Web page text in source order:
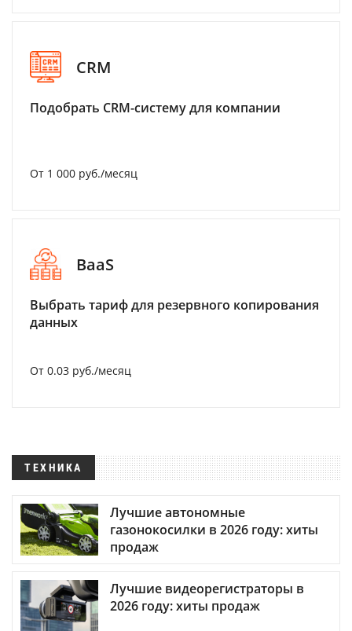
CRM
Подобрать CRM-систему для компании
От 1 000 руб./месяц
BaaS
Выбрать тариф для резервного копирования
данных
От 0.03 руб./месяц
ТЕХНИКА
Лучшие автономные
газонокосилки в 2026 году: хиты
продаж
Лучшие видеорегистраторы в
2026 году: хиты продаж